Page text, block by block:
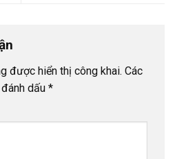
được hiển thị công khai. Các
dấu *